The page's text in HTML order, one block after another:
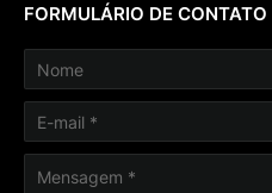
FORMULÁRIO DE CONTATO